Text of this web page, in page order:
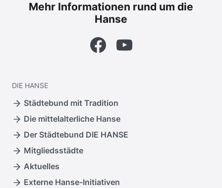
Mehr Informationen rund um die
Hanse
FacebookYouTube
DIE HANSE
Städtebund mit Tradition
Die mittelalterliche Hanse
Der Städtebund DIE HANSE
Mitgliedsstädte
Aktuelles
Externe Hanse-Initiativen